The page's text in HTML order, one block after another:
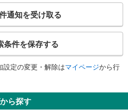
通知を受け取る
条件を保存する
設定の変更・解除はマイページから行
ら探す